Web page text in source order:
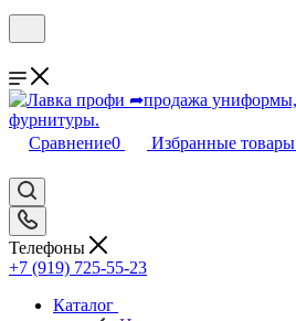
Сравнение0 Избранные товары
Телефоны
+7 (919) 725-55-23
Каталог